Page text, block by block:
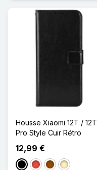
Housse Xiaomi 12T / 12T
Pro Style Cuir Rétro
12,99 €
NoirRougeMarron
Doré